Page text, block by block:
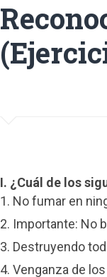
I. ¿Cuál de los
1. No fumar en
2. Importante: No
3. Destruyendo
4. Venganza de